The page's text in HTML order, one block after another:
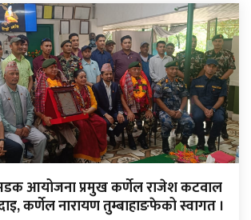
आयोजना प्रमुख कर्णेल राजेश कटवाल
कर्णेल नारायण तुम्बाहाङफेको स्वागत ।